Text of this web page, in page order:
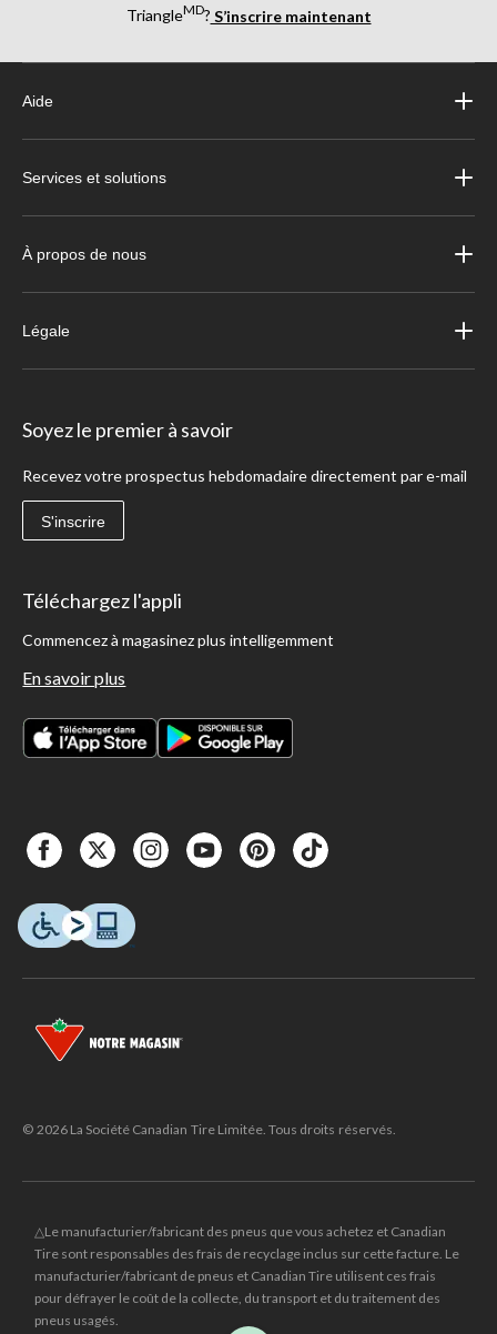
TriangleMD? S’inscrire maintenant
Aide
Services et solutions
À propos de nous
Légale
Soyez le premier à savoir
Recevez votre prospectus hebdomadaire directement par e-mail
S'inscrire
Téléchargez l'appli
Commencez à magasinez plus intelligemment
En savoir plus
© 2026 La Société Canadian Tire Limitée. Tous droits réservés.
△Le manufacturier/fabricant des pneus que vous achetez et Canadian
Tire sont responsables des frais de recyclage inclus sur cette facture. Le
manufacturier/fabricant de pneus et Canadian Tire utilisent ces frais
pour défrayer le coût de la collecte, du transport et du traitement des
pneus usagés.